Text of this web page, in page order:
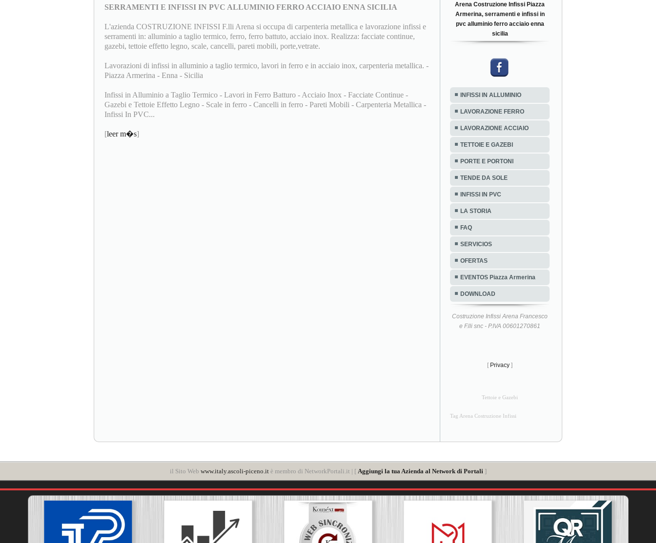
SERRAMENTI E INFISSI IN PVC ALLUMINIO FERRO ACCIAIO ENNA SICILIA
L'azienda COSTRUZIONE INFISSI F.lli Arena si occupa di carpenteria metallica e lavorazione infissi e
serramenti in: alluminio a taglio termico, ferro, ferro battuto, acciaio inox. Realizza: facciate continue,
gazebi, tettoie effetto legno, scale, cancelli, pareti mobili, porte,vetrate.
Lavorazioni di infissi in alluminio a taglio termico, lavori in ferro e in acciaio inox, carpenteria metallica. -
Piazza Armerina - Enna - Sicilia
Infissi in Alluminio a Taglio Termico - Lavori in Ferro Batturo - Acciaio Inox - Facciate Continue -
Gazebi e Tettoie Effetto Legno - Scale in ferro - Cancelli in ferro - Pareti Mobili - Carpenteria Metallica -
Infissi In PVC...
[leer m�s]
Arena Costruzione Infissi Piazza
Armerina, serramenti e infissi in
pvc alluminio ferro acciaio enna
sicilia
INFISSI IN ALLUMINIO
LAVORAZIONE FERRO
LAVORAZIONE ACCIAIO
TETTOIE E GAZEBI
PORTE E PORTONI
TENDE DA SOLE
INFISSI IN PVC
LA STORIA
FAQ
SERVICIOS
OFERTAS
EVENTOS Piazza Armerina
DOWNLOAD
Costruzione Infissi Arena Francesco
e F.lli snc - P.IVA 00601270861
[ Privacy ]
Tettoie e Gazebi
Tag Arena Costruzione Infissi
il Sito Web www.italy.ascoli-piceno.itè membro di NetworkPortali.it | [ Aggiungi la tua Azienda al Network di Portali ]